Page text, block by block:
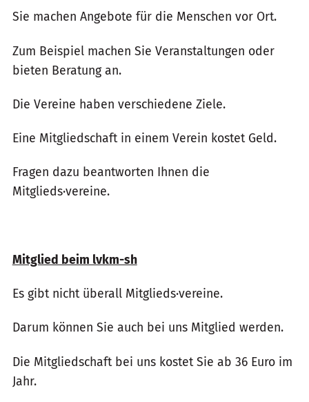
Sie machen Angebote für die Menschen vor Ort.
Zum Beispiel machen Sie Veranstaltungen oder
bieten Beratung an.
Die Vereine haben verschiedene Ziele.
Eine Mitgliedschaft in einem Verein kostet Geld.
Fragen dazu beantworten Ihnen die
Mitglieds·vereine.
Mitglied beim lvkm-sh
Es gibt nicht überall Mitglieds·vereine.
Darum können Sie auch bei uns Mitglied werden.
Die Mitgliedschaft bei uns kostet Sie ab 36 Euro im
Jahr.